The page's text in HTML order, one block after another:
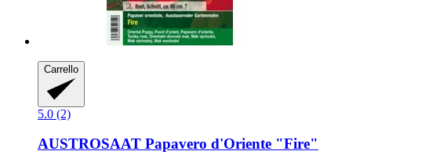
Carrello
5.0 (2)
AUSTROSAAT Papavero d'Oriente "Fire"